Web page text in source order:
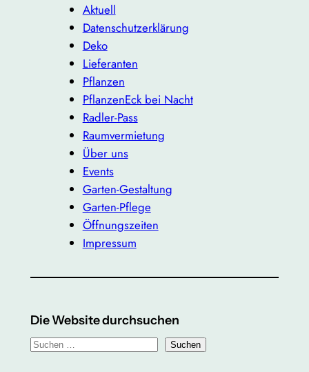
Aktuell
Datenschutzerklärung
Deko
Lieferanten
Pflanzen
PflanzenEck bei Nacht
Radler-Pass
Raumvermietung
Über uns
Events
Garten-Gestaltung
Garten-Pflege
Öffnungszeiten
Impressum
Die Website durchsuchen
S
Suchen